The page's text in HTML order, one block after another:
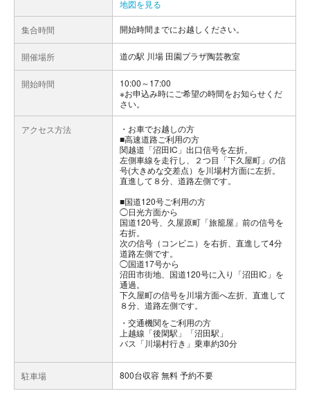
地図を見る
集合時間 開始時間までにお越しください。
開催場所 道の駅 川場 田園プラザ陶芸教室
開始時間
10:00～17:00
※お申込み時にご希望の時間をお知らせくだ
さい。
アクセス方法
お車でお越しの方
■高速道路ご利用の方
関越道「沼田IC」出口信号を左折。
左側車線を走行し、２つ目「下久屋町」の信
号(大きめな交差点）を川場村方面に左折。
直進して８分、道路左側です。
■国道120号ご利用の方
◯日光方面から
国道120号、久屋原町「旅籠屋」前の信号を
右折。
次の信号（コンビニ）を右折、直進して4分
道路左側です。
◯国道17号から
沼田市街地、国道120号に入り「沼田IC」を
通過。
下久屋町の信号を川場方面へ左折、直進して
８分、道路左側です。
交通機関をご利用の方
上越線「後閑駅」「沼田駅」
バス「川場村行き」乗車約30分
駐車場 800台収容 無料 予約不要